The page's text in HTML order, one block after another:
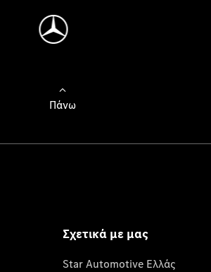
Πάνω
Σχετικά με μας
Star Automotive Ελλάς